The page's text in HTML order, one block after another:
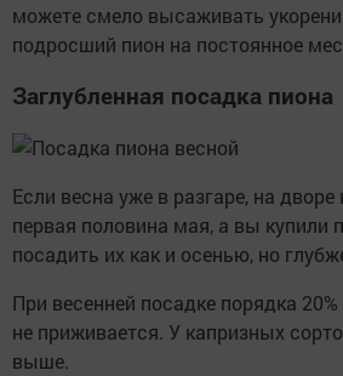
можете смело высаживать
подросший пион на постоянное
Заглубленная посадка пиона
Если весна уже в разгаре, на дворе
первая половина мая, а вы купили
посадить их как и осенью, но
При весенней посадке порядка
не приживается. У капризных
выше.